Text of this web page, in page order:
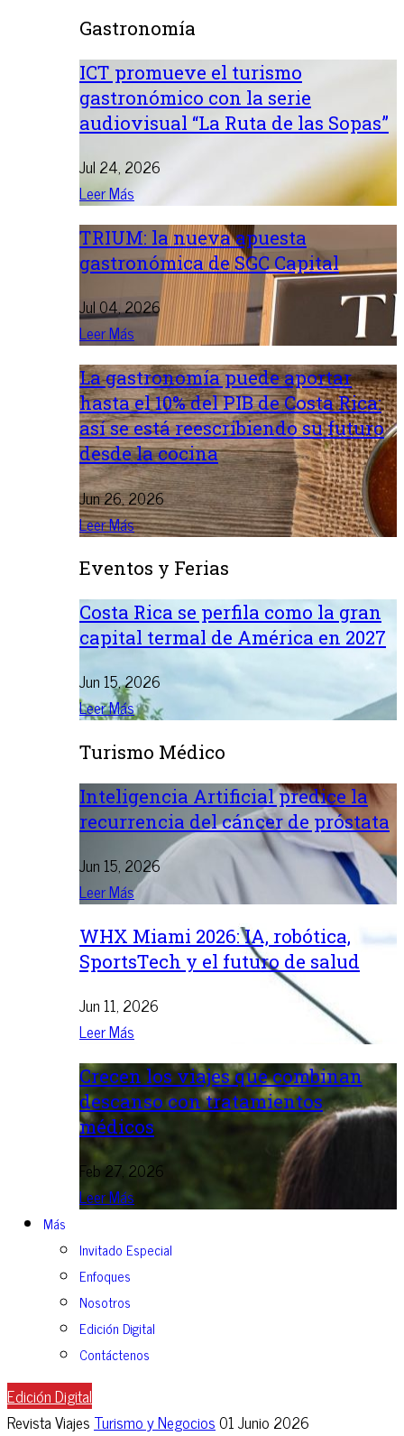
Gastronomía
ICT promueve el turismo
gastronómico con la serie
audiovisual “La Ruta de las Sopas”
Jul 24, 2026
Leer Más
TRIUM: la nueva apuesta
gastronómica de SGC Capital
Jul 04, 2026
Leer Más
La gastronomía puede aportar
hasta el 10% del PIB de Costa Rica:
así se está reescribiendo su futuro
desde la cocina
Jun 26, 2026
Leer Más
Eventos y Ferias
Costa Rica se perfila como la gran
capital termal de América en 2027
Jun 15, 2026
Leer Más
Turismo Médico
Inteligencia Artificial predice la
recurrencia del cáncer de próstata
Jun 15, 2026
Leer Más
WHX Miami 2026: IA, robótica,
SportsTech y el futuro de salud
Jun 11, 2026
Leer Más
Crecen los viajes que combinan
descanso con tratamientos
médicos
Feb 27, 2026
Leer Más
Más
Invitado Especial
Enfoques
Nosotros
Edición Digital
Contáctenos
Edición Digital
Revista Viajes Turismo y Negocios01 Junio 2026